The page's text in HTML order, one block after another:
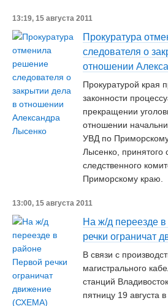
13:19, 15 августа 2011
Прокуратура
следователя о
отношении
Прокуратурой края
законности
прекращении
отношении
УВД по
Лысенко, принятого
следственного
Приморскому краю.
13:00, 15 августа 2011
На ж/д переезде
речки ограничат
В связи с
магистрального
станций
пятницу 19 августа